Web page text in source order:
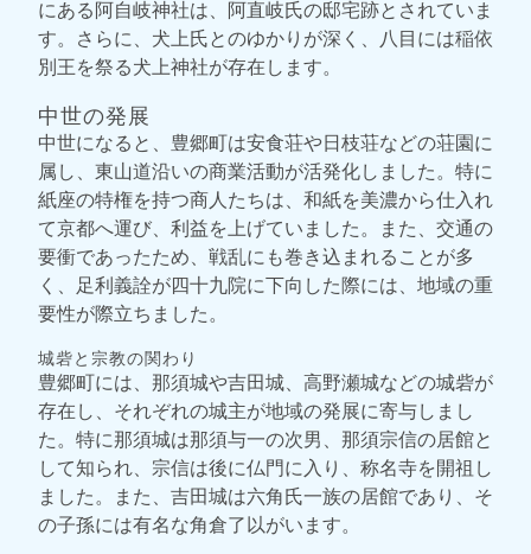
にある阿自岐神社は、阿直岐氏の邸宅跡とされていま
す。さらに、犬上氏とのゆかりが深く、八目には稲依
別王を祭る犬上神社が存在します。
中世の発展
中世になると、豊郷町は安食荘や日枝荘などの荘園に
属し、東山道沿いの商業活動が活発化しました。特に
紙座の特権を持つ商人たちは、和紙を美濃から仕入れ
て京都へ運び、利益を上げていました。また、交通の
要衝であったため、戦乱にも巻き込まれることが多
く、足利義詮が四十九院に下向した際には、地域の重
要性が際立ちました。
城砦と宗教の関わり
豊郷町には、那須城や吉田城、高野瀬城などの城砦が
存在し、それぞれの城主が地域の発展に寄与しまし
た。特に那須城は那須与一の次男、那須宗信の居館と
して知られ、宗信は後に仏門に入り、称名寺を開祖し
ました。また、吉田城は六角氏一族の居館であり、そ
の子孫には有名な角倉了以がいます。